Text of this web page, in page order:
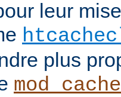
leur
plus